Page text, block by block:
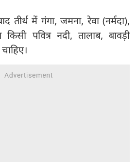
तीर्थ में गंगा, जमना, रेवा (नर्मदा),
पवित्र नदी, तालाब, बावड़ी